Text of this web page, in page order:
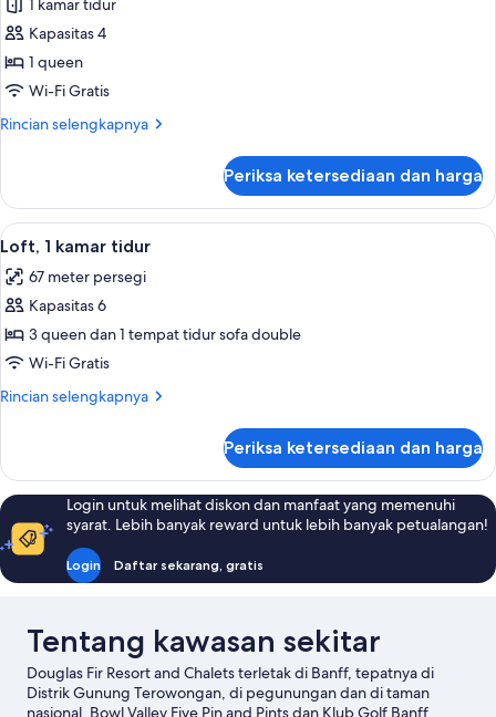
untuk
Apartemen,
1
kamar
1 kamar tidur
Kapasitas 4
1 queen
Wi-Fi Gratis
Rincian selengkapnya
Rincian
Apartemen,
kamar
Periksa ketersediaan dan harga
Lihat
semua
foto
untuk
Loft,
1
kamar
Loft, 1 kamar tidur | Brankas, tirai
5
Loft, 1 kamar tidur
67 meter persegi
Kapasitas 6
3 queen dan 1 tempat tidur sofa double
Wi-Fi Gratis
Rincian selengkapnya
Rincian
Loft,
kamar
tidur
Periksa ketersediaan dan harga
Login untuk melihat diskon dan manfaat yang memenuhi
syarat. Lebih banyak reward untuk lebih banyak petualangan!
Login Daftar sekarang, gratis
Tentang kawasan sekitar
Douglas Fir Resort and Chalets terletak di Banff, tepatnya di
Distrik Gunung Terowongan, di pegunungan dan di taman
nasional. Bowl Valley Five Pin and Pints dan Klub Golf Banff